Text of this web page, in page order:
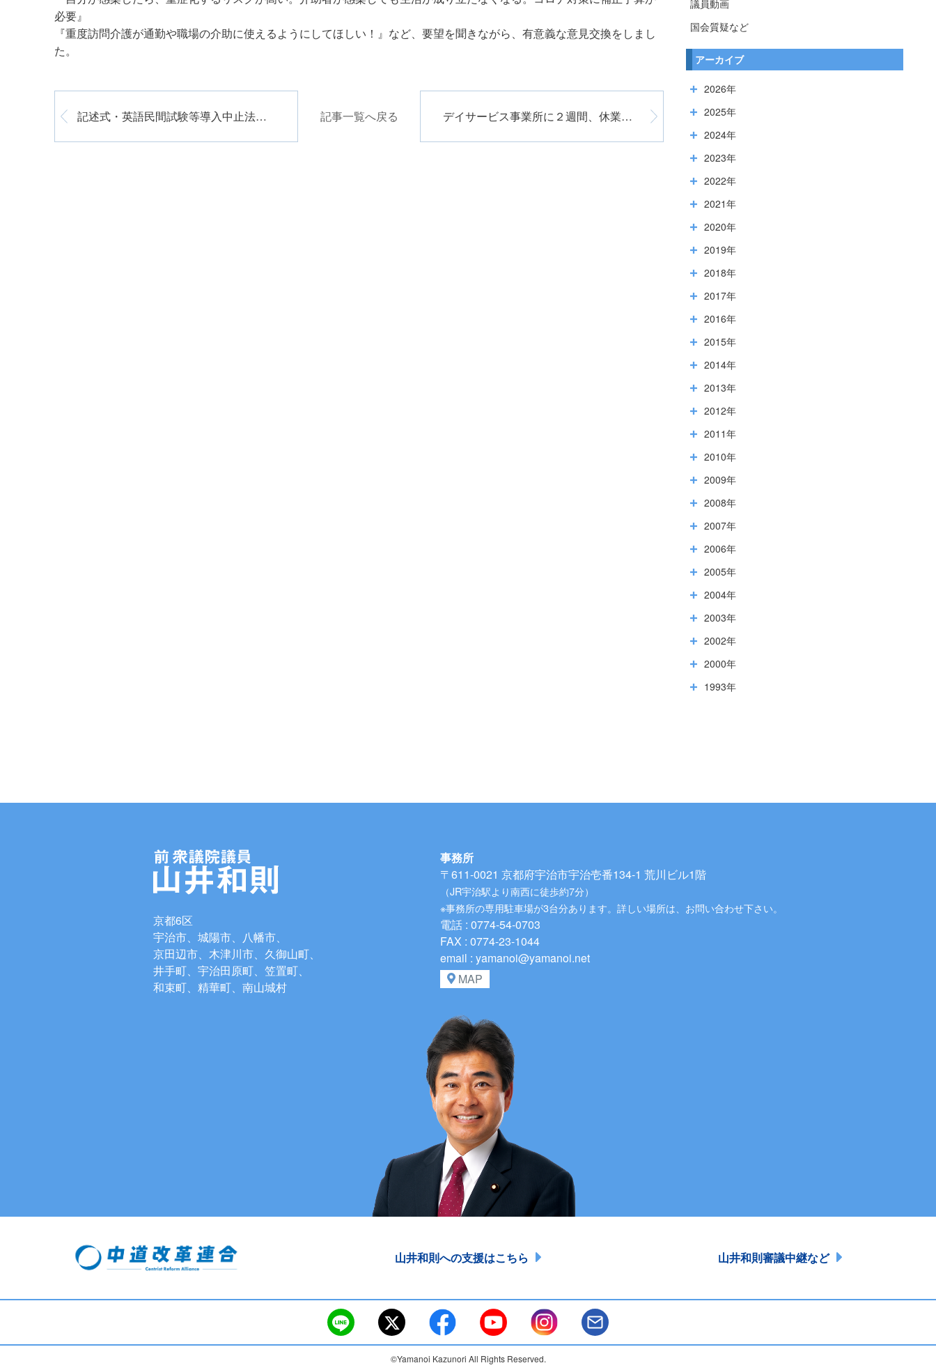
必要』
『重度訪問介護が通勤や職場の介助に使えるようにしてほしい！』など、要望を聞きながら、有意義な意見交換をしまし
た。
記述式・英語民間試験等導入中止法案を提出 記事一覧へ戻る デイサービス事業所に２週間、休業要請 ＠名古屋
議員動画
国会質疑など
アーカイブ
2026年
2025年
2024年
2023年
2022年
2021年
2020年
2019年
2018年
2017年
2016年
2015年
2014年
2013年
2012年
2011年
2010年
2009年
2008年
2007年
2006年
2005年
2004年
2003年
2002年
2000年
1993年
京都6区
宇治市、城陽市、八幡市、
京田辺市、木津川市、久御山町、
井手町、宇治田原町、笠置町、
和束町、精華町、南山城村
事務所
〒611-0021 京都府宇治市宇治壱番134-1 荒川ビル1階
（JR宇治駅より南西に徒歩約7分）
※事務所の専用駐車場が3台分あります。 詳しい場所は、お問い合わせ下さい。
電話 : 0774-54-0703
FAX : 0774-23-1044
email : yamanoi@yamanoi.net
MAP
山井和則への支援はこちら 山井和則審議中継など
©Yamanoi Kazunori All Rights Reserved.